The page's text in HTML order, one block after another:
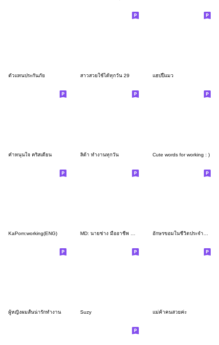
ตัวแทนประกันภัย สาวสวยใช้ได้ทุกวัน 29 แฮปปี้แมว
คำหนุนใจ คริสเตียน ลิต้า ทำงานทุกวัน Cute words for working : )
KaPom:working(ENG)
ผู้หญิงผมสั้นน่ารักทำงาน Suzy แม่ค้าคนสวยค่ะ